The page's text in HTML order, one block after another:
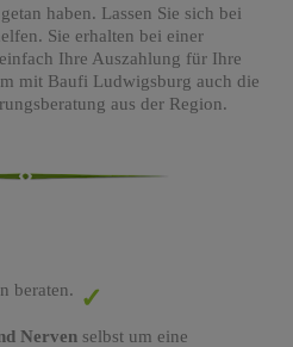
haben. Lassen Sie sich bei
Sie erhalten bei einer
Ihre Auszahlung für Ihre
mit Baufi Ludwigsburg auch die
aus der Region.
beraten.
Nervenselbst um eine